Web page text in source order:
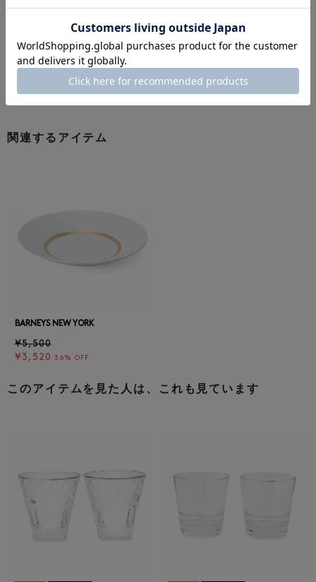
BARNEYS NEW YORK
¥5,500
¥3,520 36% OFF
JONATHAN ADLER
¥13,200
関連するアイテム
BARNEYS NEW YORK
¥5,500
¥3,520 36% OFF
このアイテムを見た人は、これも見ています